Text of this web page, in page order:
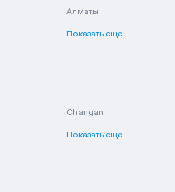
Алматы
Показать еще
Changan
Показать еще